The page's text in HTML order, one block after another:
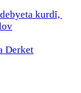
kurdȋ,
Derket